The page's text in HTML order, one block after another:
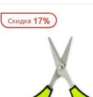
Скидка 17%